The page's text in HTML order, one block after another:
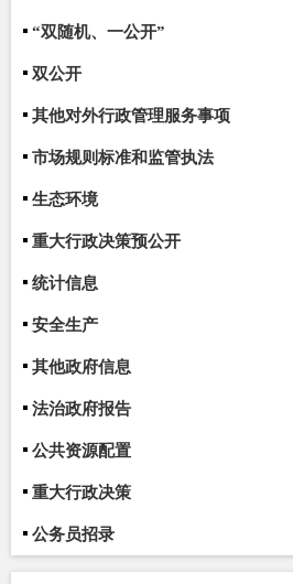
“双随机、一公开”
双公开
其他对外行政管理服务事项
市场规则标准和监管执法
生态环境
重大行政决策预公开
统计信息
安全生产
其他政府信息
法治政府报告
公共资源配置
重大行政决策
公务员招录